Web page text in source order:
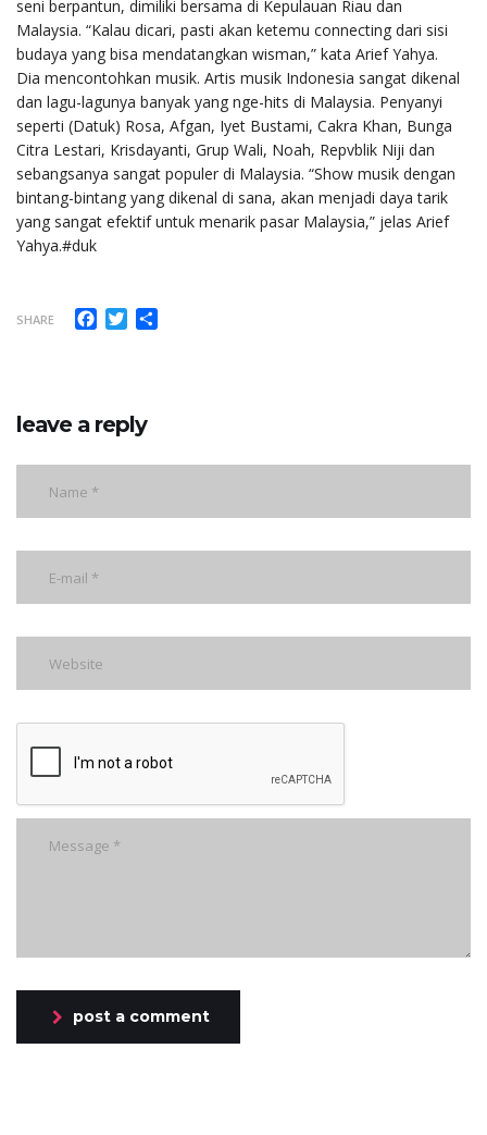
seni berpantun, dimiliki bersama di Kepulauan Riau dan
Malaysia. “Kalau dicari, pasti akan ketemu connecting dari sisi
budaya yang bisa mendatangkan wisman,” kata Arief Yahya.
Dia mencontohkan musik. Artis musik Indonesia sangat dikenal
dan lagu-lagunya banyak yang nge-hits di Malaysia. Penyanyi
seperti (Datuk) Rosa, Afgan, Iyet Bustami, Cakra Khan, Bunga
Citra Lestari, Krisdayanti, Grup Wali, Noah, Repvblik Niji dan
sebangsanya sangat populer di Malaysia. “Show musik dengan
bintang-bintang yang dikenal di sana, akan menjadi daya tarik
yang sangat efektif untuk menarik pasar Malaysia,” jelas Arief
Yahya.#duk
SHARE Facebook
Twitter
leave a reply
post a comment